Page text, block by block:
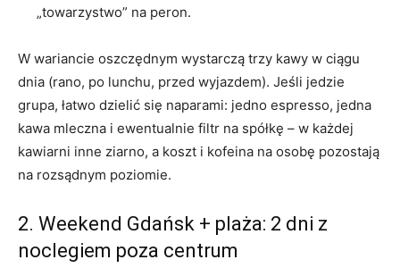
„towarzystwo” na peron.
W wariancie oszczędnym wystarczą trzy kawy w ciągu
dnia (rano, po lunchu, przed wyjazdem). Jeśli jedzie
grupa, łatwo dzielić się naparami: jedno espresso, jedna
kawa mleczna i ewentualnie filtr na spółkę – w każdej
kawiarni inne ziarno, a koszt i kofeina na osobę pozostają
na rozsądnym poziomie.
2. Weekend Gdańsk + plaża: 2 dni z
noclegiem poza centrum